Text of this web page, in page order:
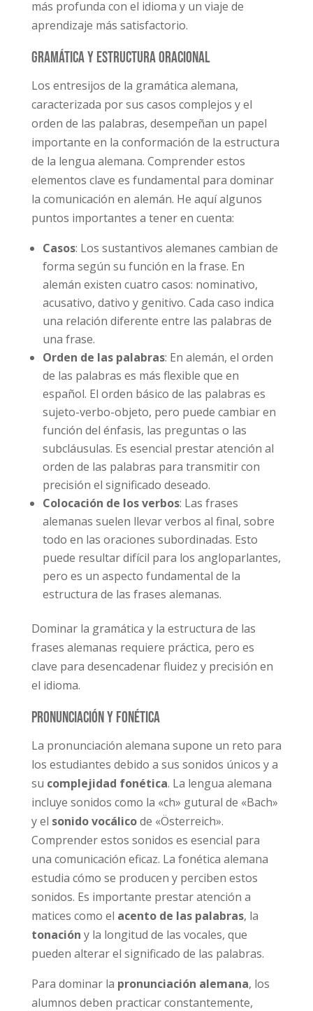
más profunda con el idioma y un viaje de
aprendizaje más satisfactorio.
Gramática y estructura oracional
Los entresijos de la gramática alemana,
caracterizada por sus casos complejos y el
orden de las palabras, desempeñan un papel
importante en la conformación de la estructura
de la lengua alemana. Comprender estos
elementos clave es fundamental para dominar
la comunicación en alemán. He aquí algunos
puntos importantes a tener en cuenta:
Casos: Los sustantivos alemanes cambian de
forma según su función en la frase. En
alemán existen cuatro casos: nominativo,
acusativo, dativo y genitivo. Cada caso indica
una relación diferente entre las palabras de
una frase.
Orden de las palabras: En alemán, el orden
de las palabras es más flexible que en
español. El orden básico de las palabras es
sujeto-verbo-objeto, pero puede cambiar en
función del énfasis, las preguntas o las
subcláusulas. Es esencial prestar atención al
orden de las palabras para transmitir con
precisión el significado deseado.
Colocación de los verbos: Las frases
alemanas suelen llevar verbos al final, sobre
todo en las oraciones subordinadas. Esto
puede resultar difícil para los angloparlantes,
pero es un aspecto fundamental de la
estructura de las frases alemanas.
Dominar la gramática y la estructura de las
frases alemanas requiere práctica, pero es
clave para desencadenar fluidez y precisión en
el idioma.
Pronunciación y fonética
La pronunciación alemana supone un reto para
los estudiantes debido a sus sonidos únicos y a
su complejidad fonética. La lengua alemana
incluye sonidos como la «ch» gutural de «Bach»
y el sonido vocálicode «Österreich».
Comprender estos sonidos es esencial para
una comunicación eficaz. La fonética alemana
estudia cómo se producen y perciben estos
sonidos. Es importante prestar atención a
matices como el acento de las palabras, la
tonación y la longitud de las vocales, que
pueden alterar el significado de las palabras.
Para dominar la pronunciación alemana, los
alumnos deben practicar constantemente,